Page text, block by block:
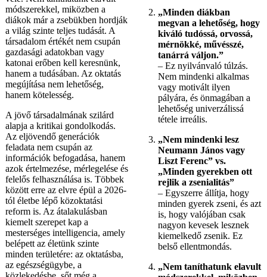
módszerekkel, miközben a
diákok már a zsebükben hordják
a világ szinte teljes tudását. A
társadalom értékét nem csupán
gazdasági adatokban vagy
katonai erőben kell keresnünk,
hanem a tudásában. Az oktatás
megújítása nem lehetőség,
hanem kötelesség.
A jövő társadalmának szilárd
alapja a kritikai gondolkodás.
Az eljövendő generációk
feladata nem csupán az
információk befogadása, hanem
azok értelmezése, mérlegelése és
felelős felhasználása is. Többek
között erre az elvre épül a 2026-
tól életbe lépő közoktatási
reform is. Az átalakulásban
kiemelt szerepet kap a
mesterséges intelligencia, amely
belépett az életünk szinte
minden területére: az oktatásba,
az egészségügybe, a
„Minden diákban
megvan a lehetőség, hogy
kiváló tudóssá, orvossá,
mérnökké, művésszé,
tanárrá váljon.”
– Ez nyilvánvaló túlzás.
Nem mindenki alkalmas
vagy motivált ilyen
pályára, és önmagában a
lehetőség univerzálissá
tétele irreális.
„Nem mindenki lesz
Neumann János vagy
Liszt Ferenc” vs.
„Minden gyerekben ott
rejlik a zsenialitás”
– Egyszerre állítja, hogy
minden gyerek zseni, és azt
is, hogy valójában csak
nagyon kevesek lesznek
kiemelkedő zsenik. Ez
belső ellentmondás.
„Nem taníthatunk elavult